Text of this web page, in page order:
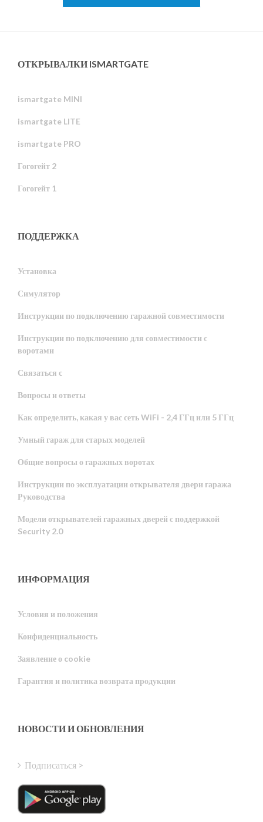
ОТКРЫВАЛКИ ISMARTGATE
ismartgate MINI
ismartgate LITE
ismartgate PRO
Гогогейт 2
Гогогейт 1
ПОДДЕРЖКА
Установка
Симулятор
Инструкции по подключению гаражной совместимости
Инструкции по подключению для совместимости с
воротами
Связаться с
Вопросы и ответы
Как определить, какая у вас сеть WiFi - 2,4 ГГц или 5 ГГц
Умный гараж для старых моделей
Общие вопросы о гаражных воротах
Инструкции по эксплуатации открывателя двери гаража
Руководства
Модели открывателей гаражных дверей с поддержкой
Security 2.0
ИНФОРМАЦИЯ
Условия и положения
Конфиденциальность
Заявление о cookie
Гарантия и политика возврата продукции
НОВОСТИ И ОБНОВЛЕНИЯ
Подписаться >